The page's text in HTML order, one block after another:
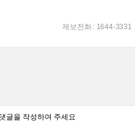
제보전화 : 1644-3331